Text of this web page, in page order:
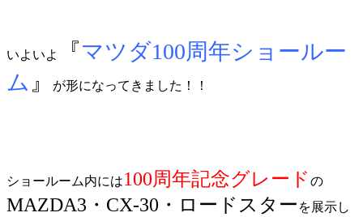
%title
いよいよ 『マツダ100周年ショールー
ム 』 が形になってきました！！
ショールーム内には100周年記念グレード の
MAZDA3・CX-30・ロードスター を展示し